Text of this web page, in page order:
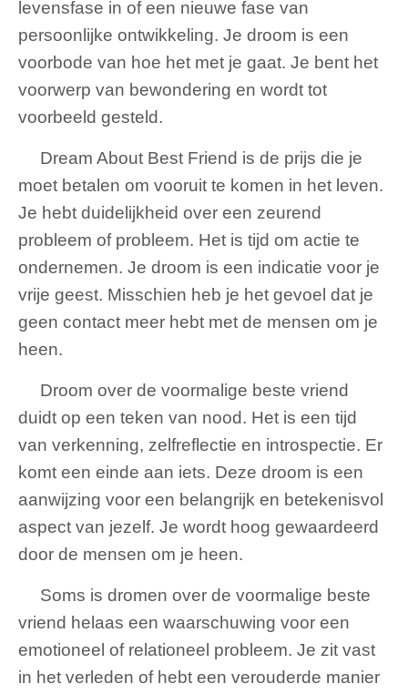
levensfase in of een nieuwe fase van
persoonlijke ontwikkeling. Je droom is een
voorbode van hoe het met je gaat. Je bent het
voorwerp van bewondering en wordt tot
voorbeeld gesteld.
Dream About Best Friend is de prijs die je
moet betalen om vooruit te komen in het leven.
Je hebt duidelijkheid over een zeurend
probleem of probleem. Het is tijd om actie te
ondernemen. Je droom is een indicatie voor je
vrije geest. Misschien heb je het gevoel dat je
geen contact meer hebt met de mensen om je
heen.
Droom over de voormalige beste vriend
duidt op een teken van nood. Het is een tijd
van verkenning, zelfreflectie en introspectie. Er
komt een einde aan iets. Deze droom is een
aanwijzing voor een belangrijk en betekenisvol
aspect van jezelf. Je wordt hoog gewaardeerd
door de mensen om je heen.
Soms is dromen over de voormalige beste
vriend helaas een waarschuwing voor een
emotioneel of relationeel probleem. Je zit vast
in het verleden of hebt een verouderde manier